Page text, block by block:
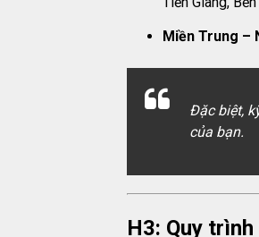
Miền Trung –
Đặc biệt,
của bạn.
H3: Quy